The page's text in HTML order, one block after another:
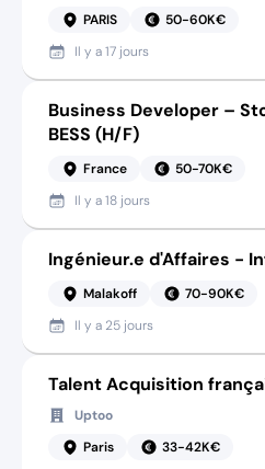
PARIS
50-60K€
Il y a17 jours
Business Developer –
BESS (H/F)
France
50-70K€
Il y a18 jours
Ingénieur.e d'Affaires -
Malakoff
70-90K€
Il y a 25 jours
Talent Acquisition
Uptoo
Paris
33-42K€